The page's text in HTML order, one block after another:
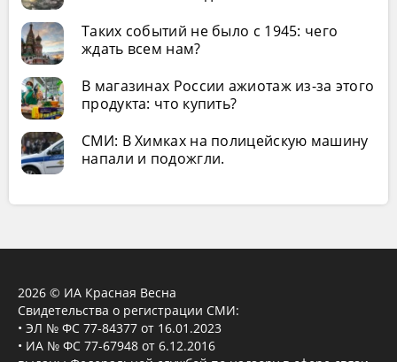
Таких событий не было с 1945: чего
ждать всем нам?
В магазинах России ажиотаж из-за этого
продукта: что купить?
СМИ: В Химках на полицейскую машину
напали и подожгли.
2026 © ИА Красная Весна
Свидетельства о регистрации СМИ:
• ЭЛ № ФС 77-84377 от 16.01.2023
• ИА № ФС 77-67948 от 6.12.2016